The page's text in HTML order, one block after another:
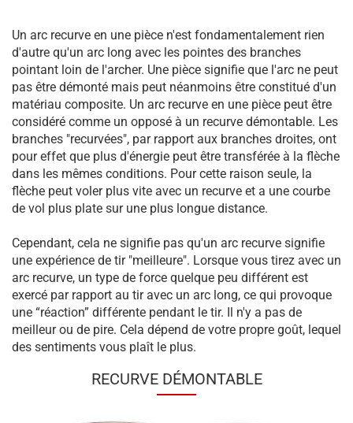
Un arc recurve en une pièce n'est fondamentalement rien
d'autre qu'un arc long avec les pointes des branches
pointant loin de l'archer. Une pièce signifie que l'arc ne peut
pas être démonté mais peut néanmoins être constitué d'un
matériau composite. Un arc recurve en une pièce peut être
considéré comme un opposé à un recurve démontable. Les
branches "recurvées", par rapport aux branches droites, ont
pour effet que plus d'énergie peut être transférée à la flèche
dans les mêmes conditions. Pour cette raison seule, la
flèche peut voler plus vite avec un recurve et a une courbe
de vol plus plate sur une plus longue distance.
Cependant, cela ne signifie pas qu'un arc recurve signifie
une expérience de tir "meilleure". Lorsque vous tirez avec un
arc recurve, un type de force quelque peu différent est
exercé par rapport au tir avec un arc long, ce qui provoque
une “réaction” différente pendant le tir. Il n'y a pas de
meilleur ou de pire. Cela dépend de votre propre goût, lequel
des sentiments vous plaît le plus.
RECURVE DÉMONTABLE